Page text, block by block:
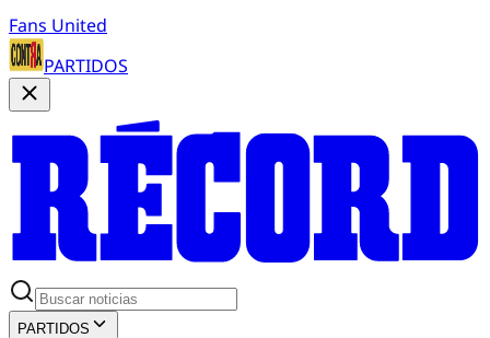
Fans United
PARTIDOS
PARTIDOS